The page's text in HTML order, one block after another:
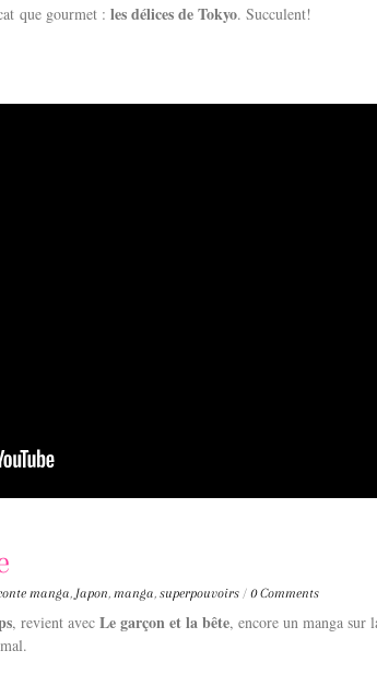
que gourmet : les délices de Tokyo. Succulent!
manga, Japon, manga, superpouvoirs / 0 Comments
, revient avec Le garçon et la bête, encore un manga sur